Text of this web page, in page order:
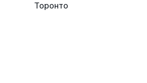
Торонто